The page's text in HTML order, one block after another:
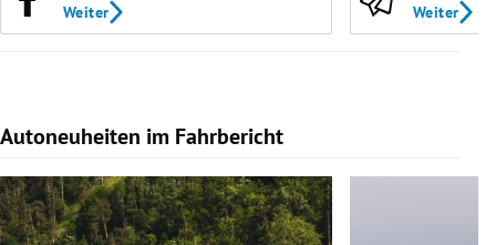
Weiter Weiter
Autoneuheiten im Fahrbericht
Slide 1 von 7